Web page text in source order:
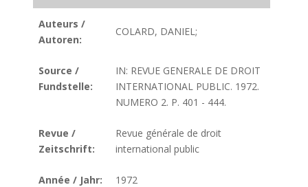
Auteurs /
Autoren:
COLARD, DANIEL;
Source /
Fundstelle:
IN: REVUE GENERALE DE DROIT
INTERNATIONAL PUBLIC. 1972.
NUMERO 2. P. 401 - 444.
Revue /
Zeitschrift:
Revue générale de droit
international public
Année / Jahr: 1972